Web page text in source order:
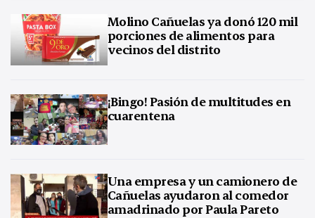
Molino Cañuelas ya donó 120 mil
porciones de alimentos para
vecinos del distrito
¡Bingo! Pasión de multitudes en
cuarentena
Una empresa y un camionero de
Cañuelas ayudaron al comedor
amadrinado por Paula Pareto